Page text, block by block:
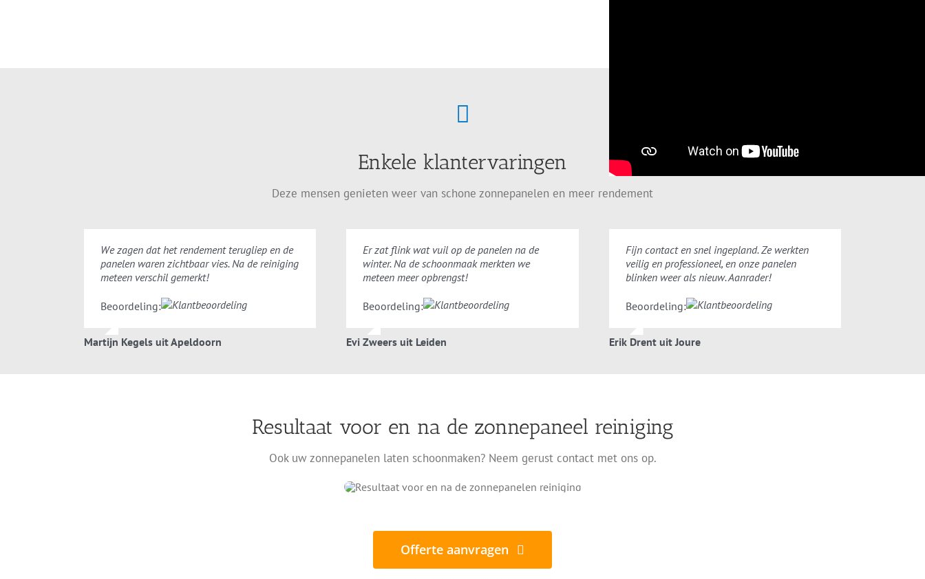
Enkele klantervaringen
Deze mensen genieten weer van schone zonnepanelen en meer rendement
We zagen dat het rendement terugliep en de
panelen waren zichtbaar vies. Na de reiniging
meteen verschil gemerkt!
Beoordeling:
Martijn Kegels uit Apeldoorn
Er zat flink wat vuil op de panelen na de
winter. Na de schoonmaak merkten we
meteen meer opbrengst!
Beoordeling:
Evi Zweers uit Leiden
Fijn contact en snel ingepland. Ze werkten
veilig en professioneel, en onze panelen
blinken weer als nieuw. Aanrader!
Beoordeling:
Erik Drent uit Joure
Resultaat voor en na de zonnepaneel reiniging
Ook uw zonnepanelen laten schoonmaken? Neem gerust contact met ons op.
Offerte aanvragen